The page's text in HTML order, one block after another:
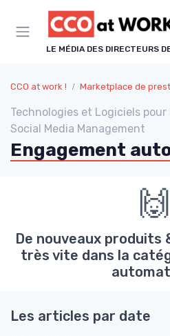
LE MÉDIA DES DIRECTEURS
CCO at work ! Marketplace de
Technologies et Logiciels
Social Media Management
Engagement
🙌
De nouveaux produits
très vite dans la
Les articles par date
Panneau de gestion des cookies